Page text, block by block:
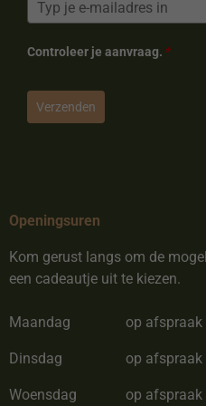
Controleer je aanvraag. *
Verzenden
Openingsuren
Kom gerust langs om de
een cadeautje uit te kiezen.
Maandag op afspraak
Dinsdag op afspraak
Woensdag op afspraak